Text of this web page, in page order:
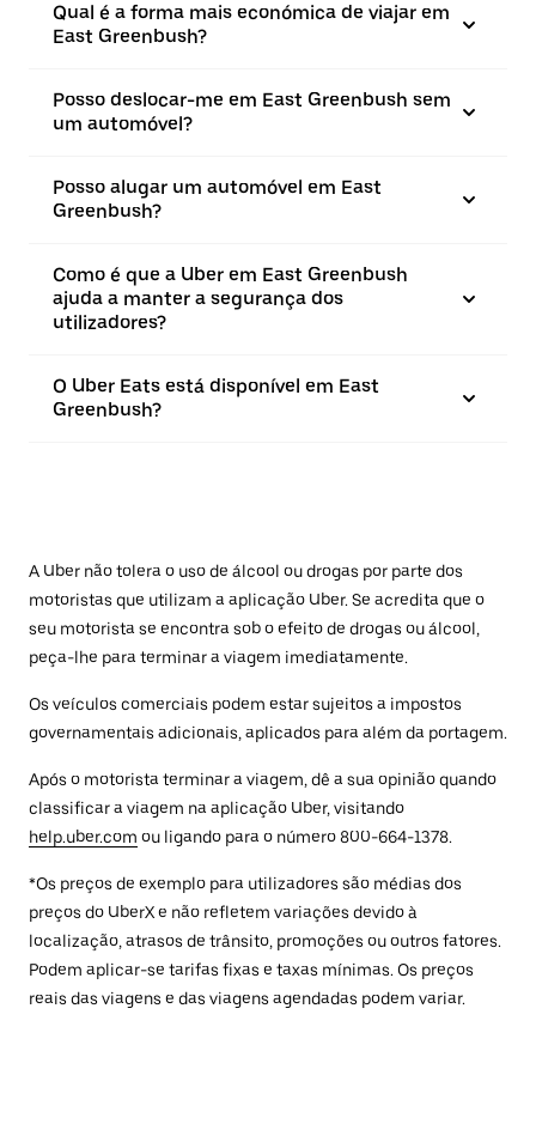
Qual é a forma mais económica de viajar em
East Greenbush?
Posso deslocar-me em East Greenbush sem
um automóvel?
Posso alugar um automóvel em East
Greenbush?
Como é que a Uber em East Greenbush
ajuda a manter a segurança dos
utilizadores?
O Uber Eats está disponível em East
Greenbush?
A Uber não tolera o uso de álcool ou drogas por parte dos
motoristas que utilizam a aplicação Uber. Se acredita que o
seu motorista se encontra sob o efeito de drogas ou álcool,
peça-lhe para terminar a viagem imediatamente.
Os veículos comerciais podem estar sujeitos a impostos
governamentais adicionais, aplicados para além da portagem.
Após o motorista terminar a viagem, dê a sua opinião quando
classificar a viagem na aplicação Uber, visitando
help.uber.com ou ligando para o número 800-664-1378.
*Os preços de exemplo para utilizadores são médias dos
preços do UberX e não refletem variações devido à
localização, atrasos de trânsito, promoções ou outros fatores.
Podem aplicar-se tarifas fixas e taxas mínimas. Os preços
reais das viagens e das viagens agendadas podem variar.